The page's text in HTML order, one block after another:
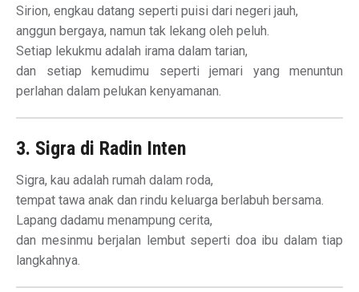
Sirion, engkau datang seperti puisi dari negeri jauh,
anggun bergaya, namun tak lekang oleh peluh.
Setiap lekukmu adalah irama dalam tarian,
dan setiap kemudimu seperti jemari yang menuntun
perlahan dalam pelukan kenyamanan.
3. Sigra di Radin Inten
Sigra, kau adalah rumah dalam roda,
tempat tawa anak dan rindu keluarga berlabuh bersama.
Lapang dadamu menampung cerita,
dan mesinmu berjalan lembut seperti doa ibu dalam tiap
langkahnya.